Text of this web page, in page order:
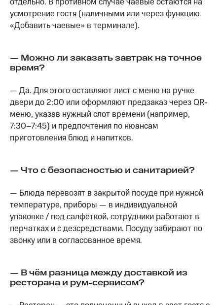
усмотрение гостя (наличными или через функцию
«Добавить чаевые» в терминале).
— Можно ли заказать завтрак на точное
время?
— Да. Для этого оставляют лист с меню на ручке
двери до 2:00 или оформляют предзаказ через QR-
меню, указав нужный слот времени (например,
7:30–7:45) и предпочтения по нюансам
приготовления блюд и напитков.
— Что с безопасностью и санитарией?
— Блюда перевозят в закрытой посуде при нужной
температуре, приборы — в индивидуальной
упаковке / под салфеткой, сотрудники работают в
перчатках и с дезсредствами. Посуду забирают по
звонку или в согласованное время.
— В чём разница между доставкой из
ресторана и рум-сервисом?